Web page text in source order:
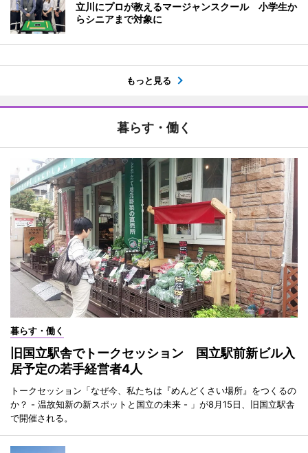
立川にプロが教えるマージャンスクール 小学生か
らシニアまで対象に
もっと見る
暮らす・働く
暮らす・働く
旧国立駅舎でトークセッション 国立駅前新ビル入
居予定の若手経営者4人
トークセッション「なぜ今、私たちは『めんどくさい場所』をつくるの
か？ - 温故知新の新スポットと国立の未来 - 」が8月15日、旧国立駅舎
で開催される。